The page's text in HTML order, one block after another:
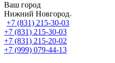
Ваш город
Нижний Новгород
+7 (831) 215-30-03
+7 (831) 215-30-03
+7 (831) 215-20-02
+7 (999) 079-44-13